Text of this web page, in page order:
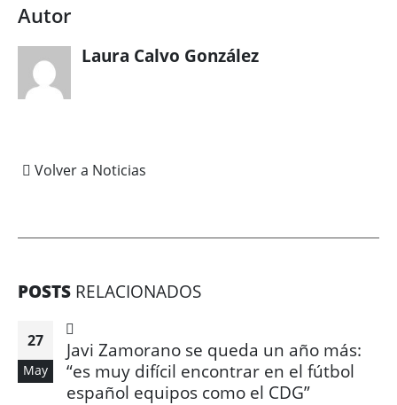
Autor
Laura Calvo González
Volver a Noticias
POSTS RELACIONADOS
27
May
Javi Zamorano se queda un año más:
“es muy difícil encontrar en el fútbol
español equipos como el CDG”